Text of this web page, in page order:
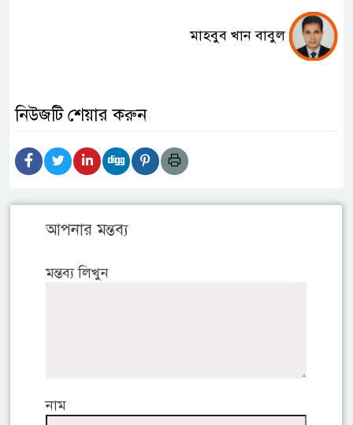
মাহবুব খান বাবুল
নিউজটি শেয়ার করুন
আপনার মন্তব্য
মন্তব্য লিখুন
নাম